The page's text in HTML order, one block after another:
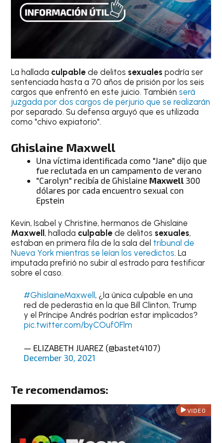
La hallada culpable de delitos sexuales podría ser
sentenciada hasta a 70 años de prisión por los seis
cargos que enfrentó en este juicio. Tambiénserá
juzgada por dos cargos de perjurio que se realizarán
por separado. Su defensa arguyó que es utilizada
como "chivo expiatorio".
Ghislaine Maxwell
Una víctima identificada como "Jane" dijo que
fue reclutada en un campamento de verano
"Carolyn" recibía de Ghislaine Maxwell 300
dólares por cada encuentro sexual con
Epstein
Kevin, Isabel y Christine, hermanos de Ghislaine
Maxwell, hallada culpable de delitos sexuales,
estaban en primera fila de la sala del tribunal de
Nueva York mientras se leían los veredictos. La
imputada prefirió no subir al estrado para testificar
sobre el caso.
#GhislaineMaxwell , ¿la única culpable en una
red de pederastia en la que Bill Clinton, Trump
y el Príncipe Andrés podrían estar implicados?
pic.twitter.com/byCOuf0Flm
— ELIZABETH JUAREZ (@bastet4107)
December 30, 2021
Te recomendamos:
VIDEO